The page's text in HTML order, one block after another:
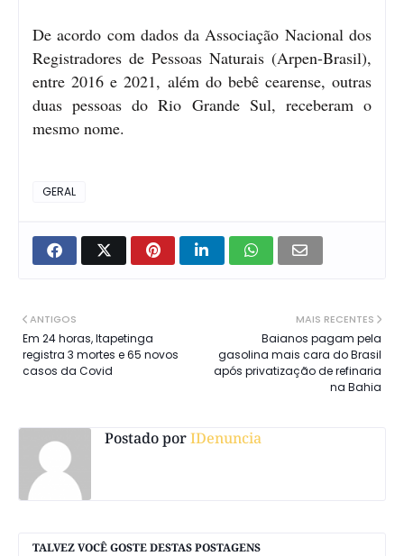
De acordo com dados da Associação Nacional dos
Registradores de Pessoas Naturais (Arpen-Brasil),
entre 2016 e 2021, além do bebê cearense, outras
duas pessoas do Rio Grande Sul, receberam o
mesmo nome.
GERAL
MAIS RECENTES
Baianos pagam pela
gasolina mais cara do Brasil
após privatização de refinaria
na Bahia
ANTIGOS
Em 24 horas, Itapetinga
registra 3 mortes e 65 novos
casos da Covid
Postado porIDenuncia
TALVEZ VOCÊ GOSTE DESTAS POSTAGENS